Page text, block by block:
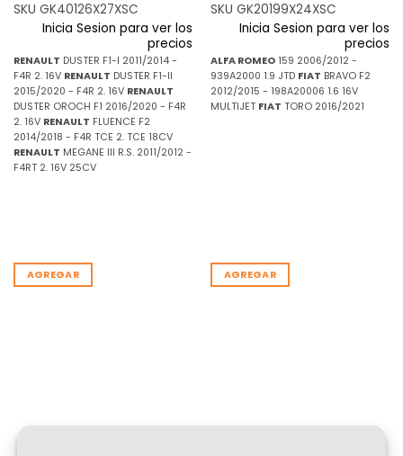
SKU GK40126X27XSC
Inicia Sesion para ver los
precios
RENAULT DUSTER F1-I 2011/2014 -
F4R 2. 16V RENAULT DUSTER F1-II
2015/2020 - F4R 2. 16V RENAULT
DUSTER OROCH F1 2016/2020 - F4R
2. 16V RENAULT FLUENCE F2
2014/2018 - F4R TCE 2. TCE 18CV
RENAULT MEGANE III R.S. 2011/2012 -
F4RT 2. 16V 25CV
AGREGAR
SKU GK20199X24XSC
Inicia Sesion para ver los
precios
ALFA ROMEO159 2006/2012 -
939A2000 1.9 JTD FIAT BRAVO F2
2012/2015 - 198A20006 1.6 16V
MULTIJET FIAT TORO 2016/2021
AGREGAR